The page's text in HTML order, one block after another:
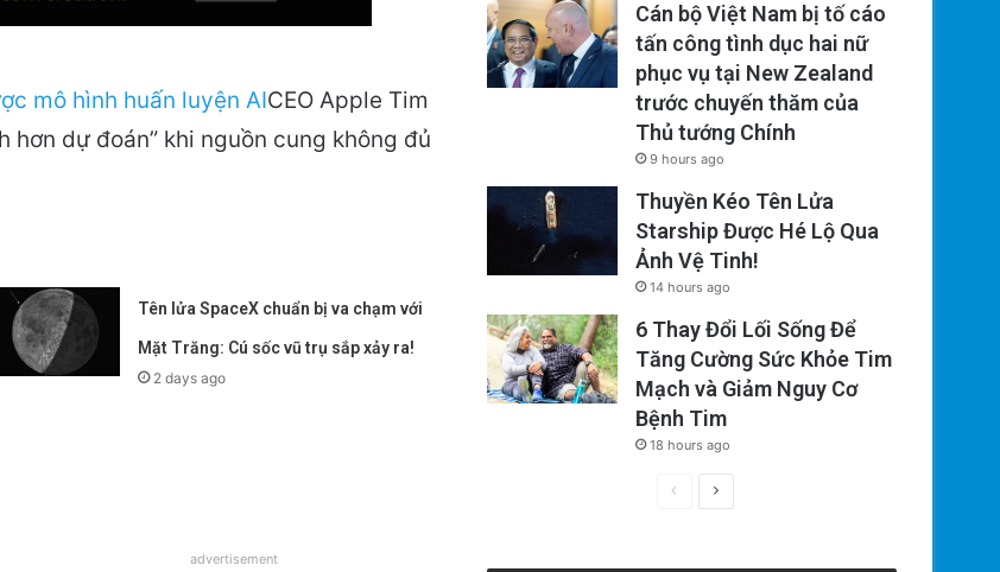
CEO Apple Tim
hơn dự đoán” khi nguồn cung không đủ
Tên lửa SpaceX chuẩn bị va chạm với
Mặt Trăng: Cú sốc vũ trụ sắp xảy ra!
2 days ago
advertisement
Cán bộ Việt Nam bị tố cáo
tấn công tình dục hai nữ
phục vụ tại New Zealand
trước chuyến thăm của
Thủ tướng Chính
9 hours ago
Thuyền Kéo Tên Lửa
Starship Được Hé Lộ Qua
Ảnh Vệ Tinh!
14 hours ago
6 Thay Đổi Lối Sống Để
Tăng Cường Sức Khỏe Tim
Mạch và Giảm Nguy Cơ
Bệnh Tim
18 hours ago
PreviousNext